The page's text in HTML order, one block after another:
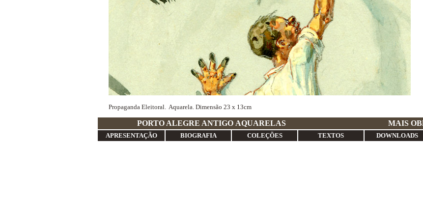
Propaganda Eleitoral. Aquarela. Dimensão 23 x 13cm
PORTO ALEGRE ANTIGO AQUARELAS MAIS
APRESENTAÇÃO BIOGRAFIA COLEÇÕES TEXTOS DOWNLOADS